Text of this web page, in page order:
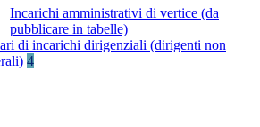
Incarichi amministrativi di vertice (da
pubblicare in tabelle)
di incarichi dirigenziali (dirigenti non
4